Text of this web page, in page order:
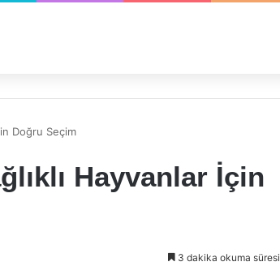
Doğru Seçim
Hayvanlar İçin
3 dakika okuma süresi